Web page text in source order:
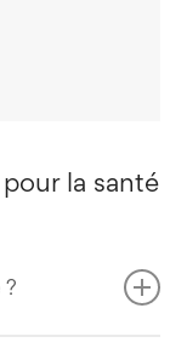
la santé
?